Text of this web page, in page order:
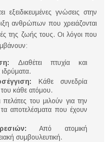
γνώσεις στην
ανθρώπων που χρειάζονται
της ζωής τους. Οι λόγοι που
Διαθέτει πτυχία και
Κάθε συνεδρία
κάθε ατόμου.
πελάτες του μιλούν για την
αποτελέσματα που έχουν
Από ατομική
συμβουλευτική.